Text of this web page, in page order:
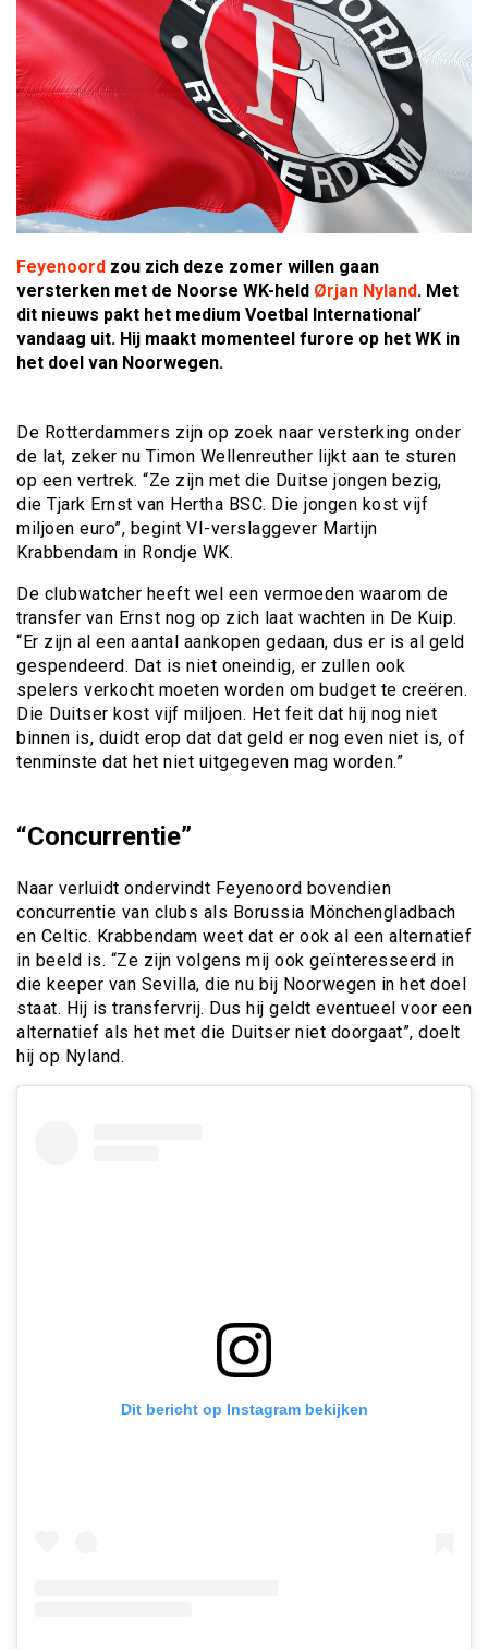
Feyenoord zou zich deze zomer willen gaan
versterken met de Noorse WK-held Ørjan Nyland. Met
dit nieuws pakt het medium Voetbal International’
vandaag uit. Hij maakt momenteel furore op het WK in
het doel van Noorwegen.
De Rotterdammers zijn op zoek naar versterking onder
de lat, zeker nu Timon Wellenreuther lijkt aan te sturen
op een vertrek. “Ze zijn met die Duitse jongen bezig,
die Tjark Ernst van Hertha BSC. Die jongen kost vijf
miljoen euro”, begint VI-verslaggever Martijn
Krabbendam in Rondje WK.
De clubwatcher heeft wel een vermoeden waarom de
transfer van Ernst nog op zich laat wachten in De Kuip.
“Er zijn al een aantal aankopen gedaan, dus er is al geld
gespendeerd. Dat is niet oneindig, er zullen ook
spelers verkocht moeten worden om budget te creëren.
Die Duitser kost vijf miljoen. Het feit dat hij nog niet
binnen is, duidt erop dat dat geld er nog even niet is, of
tenminste dat het niet uitgegeven mag worden.”
“Concurrentie”
Naar verluidt ondervindt Feyenoord bovendien
concurrentie van clubs als Borussia Mönchengladbach
en Celtic. Krabbendam weet dat er ook al een alternatief
in beeld is. “Ze zijn volgens mij ook geïnteresseerd in
die keeper van Sevilla, die nu bij Noorwegen in het doel
staat. Hij is transfervrij. Dus hij geldt eventueel voor een
alternatief als het met die Duitser niet doorgaat”, doelt
hij op Nyland.
Dit bericht op Instagram bekijken